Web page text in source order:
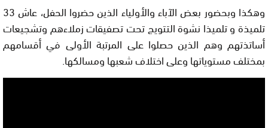
وهكذا وبحضور بعض الآباء والأولياء الذين حضروا الحفل، عاش 33
تلميذة و تلميذا نشوة التتويج تحت تصفيقات زملاءهم وتشجيعات
أساتذتهم وهم الذين حصلوا على المرتبة الأولى في أقسامهم
بمختلف مستوياتها وعلى اختلاف شعبها ومسالكها.